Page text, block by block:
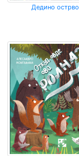
Дедино острво